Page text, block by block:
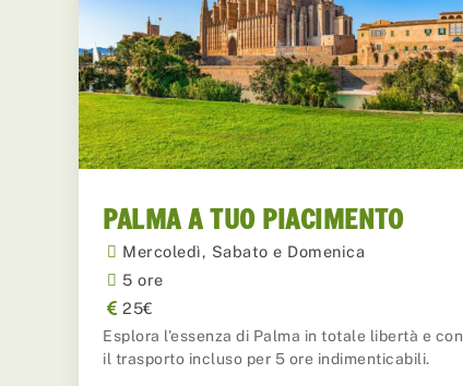
PALMA A TUO PIACIMENTO
Mercoledì, Sabato e Domenica
5 ore
25€
Esplora l'essenza di Palma in totale libertà e con
il trasporto incluso per 5 ore indimenticabili.